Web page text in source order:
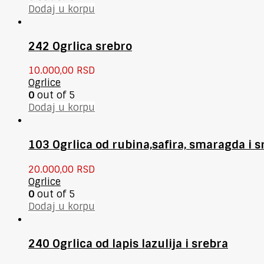
Dodaj u korpu
242 Ogrlica srebro
10.000,00 RSD
Ogrlice
0 out of 5
Dodaj u korpu
103 Ogrlica od rubina,safira, smaragda i
20.000,00 RSD
Ogrlice
0 out of 5
Dodaj u korpu
240 Ogrlica od lapis lazulija i srebra